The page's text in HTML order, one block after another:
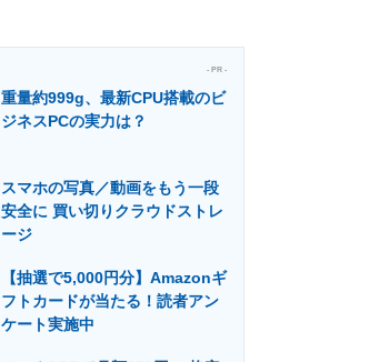
マーケ×ITの今がよく分かる
建設×テクノロジーの最前線
- PR -
重量約999g、最新CPU搭載のビ
ジネスPCの実力は？
スマホの写真／動画をもう一段
安全に 買い切りクラウドストレ
ージ
【抽選で5,000円分】Amazonギ
フトカードが当たる！読者アン
ケート実施中